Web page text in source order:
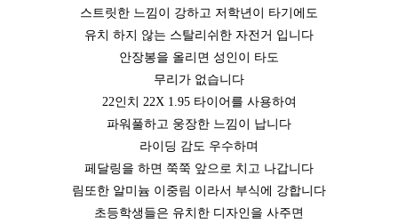
스트릿한 느낌이 강하고 저학년이 타기에도
유치 하지 않는 스탈리쉬한 자전거 입니다
안장봉을 올리면 성인이 타도
무리가 없습니다
22인치 22X 1.95 타이어를 사용하여
파워풀하고 웅장한 느낌이 납니다
라이딩 감도 우수하며
페달링을 하면 쭉쭉 앞으로 치고 나갑니다
림또한 알미늄 이중림 이라서 부식에 강합니다
초등학생들은 유치한 디자인을 사주면